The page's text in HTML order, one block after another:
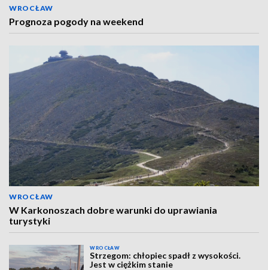
WROCŁAW
Prognoza pogody na weekend
WROCŁAW
W Karkonoszach dobre warunki do uprawiania
turystyki
WROCŁAW
Strzegom: chłopiec spadł z wysokości.
Jest w ciężkim stanie